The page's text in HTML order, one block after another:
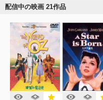
配信中の映画 21作品